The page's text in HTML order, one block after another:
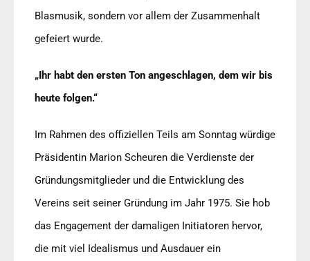
Blasmusik, sondern vor allem der Zusammenhalt
gefeiert wurde.
„Ihr habt den ersten Ton angeschlagen, dem wir bis
heute folgen.“
Im Rahmen des offiziellen Teils am Sonntag würdige
Präsidentin Marion Scheuren die Verdienste der
Gründungsmitglieder und die Entwicklung des
Vereins seit seiner Gründung im Jahr 1975. Sie hob
das Engagement der damaligen Initiatoren hervor,
die mit viel Idealismus und Ausdauer ein